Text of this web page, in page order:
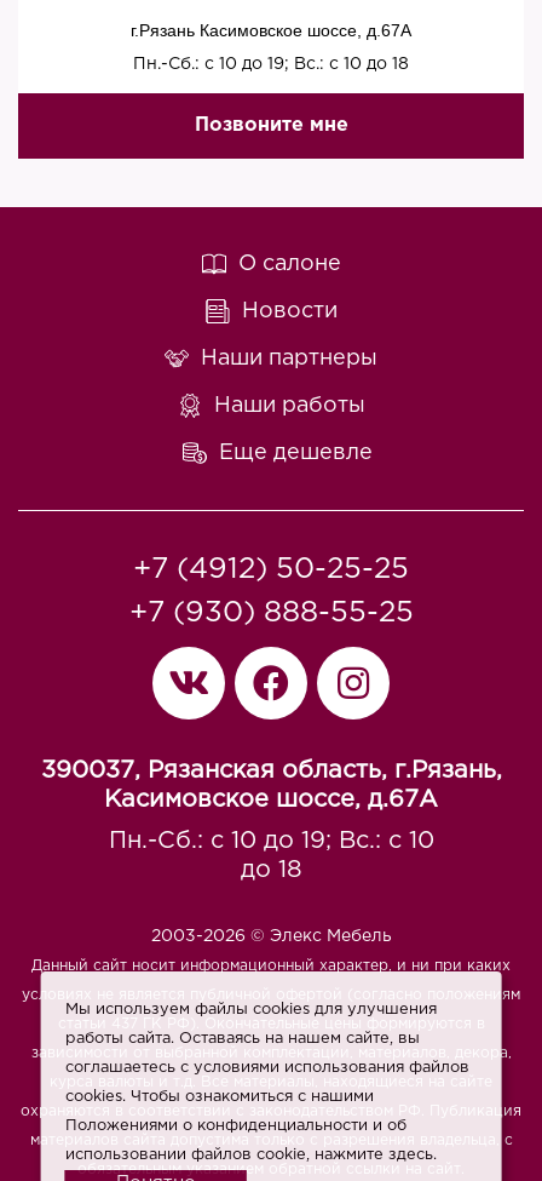
г.Рязань Касимовское шоссе, д.67A
Пн.-Сб.: с 10 до 19; Вс.: с 10 до 18
Позвоните мне
О салоне
Новости
Наши партнеры
Наши работы
Еще дешевле
+7 (4912) 50-25-25
+7 (930) 888-55-25
390037, Рязанская область, г.Рязань,
Касимовское шоссе, д.67A
Пн.-Сб.: с 10 до 19; Вс.: с 10
до 18
2003-2026 © Элекс Мебель
Данный сайт носит информационный характер, и ни при каких
условиях не является публичной офертой (согласно положениям
статьи 437 ГК РФ). Окончательные цены формируются в
зависимости от выбранной комплектации, материалов, декора,
курса валюты и т.д. Все материалы, находящиеся на сайте
охраняются в соответствии с законодательством РФ. Публикация
материалов сайта допустима только с разрешения владельца, с
обязательным указанием обратной ссылки на сайт.
Мы используем файлы cookies для улучшения
работы сайта. Оставаясь на нашем сайте, вы
соглашаетесь с условиями использования файлов
cookies. Чтобы ознакомиться с нашими
Положениями о конфиденциальности и об
использовании файлов cookie, нажмите здесь.